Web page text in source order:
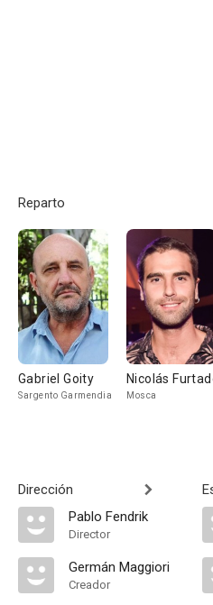
Reparto
Gabriel Goity
Sargento Garmendia
Nicolás
Mosca
Dirección
Pablo Fendrik
Director
Germán Maggiori
Creador